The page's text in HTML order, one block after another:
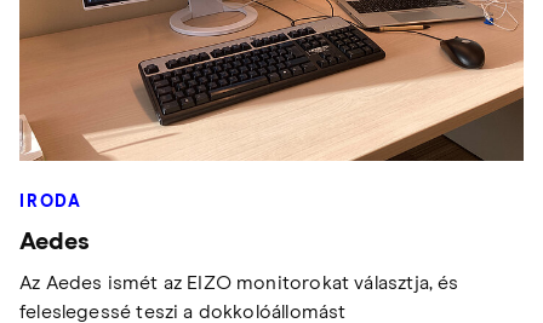
IRODA
Aedes
Az Aedes ismét az EIZO monitorokat választja, és
feleslegessé teszi a dokkolóállomást